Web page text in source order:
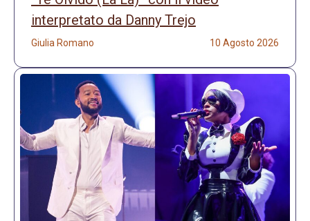
interpretato da Danny Trejo
Giulia Romano 10 Agosto 2026